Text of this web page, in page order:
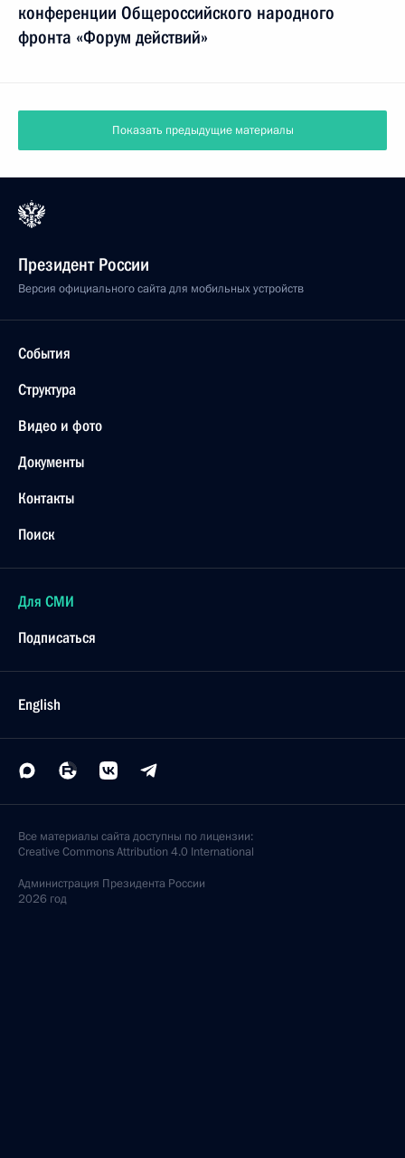
конференции Общероссийского народного
фронта «Форум действий»
Показать предыдущие материалы
Президент России
Версия официального сайта для мобильных устройств
События
Структура
Видео и фото
Документы
Контакты
Поиск
Для СМИ
Подписаться
English
Все материалы сайта доступны по лицензии:
Creative Commons Attribution 4.0 International
Администрация Президента России
2026 год